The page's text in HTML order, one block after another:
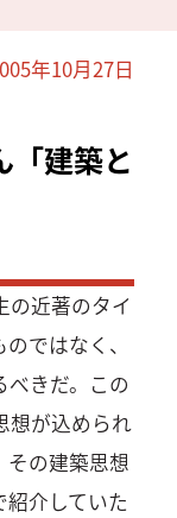
年10月27日
建築と
近著のタイ
ではなく、
べきだ。この
想が込められ
その建築思想
介していた